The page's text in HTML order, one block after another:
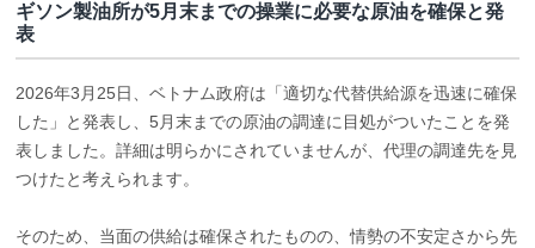
ギソン製油所が5月末までの操業に必要な原油を確保と発
表
2026年3月25日、ベトナム政府は「適切な代替供給源を迅速に確保
した」と発表し、5月末までの原油の調達に目処がついたことを発
表しました。詳細は明らかにされていませんが、代理の調達先を見
つけたと考えられます。
そのため、当面の供給は確保されたものの、情勢の不安定さから先